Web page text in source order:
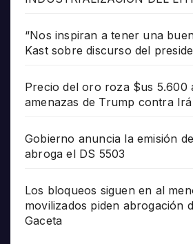
“Nos inspiran a tener una
Kast sobre discurso del
Precio del oro roza $us 5.600
amenazas de Trump contra
Gobierno anuncia la emisión
abroga el DS 5503
Los bloqueos siguen en al
movilizados piden abrogación
Gaceta